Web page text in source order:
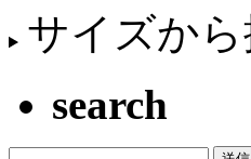
サイズから
search